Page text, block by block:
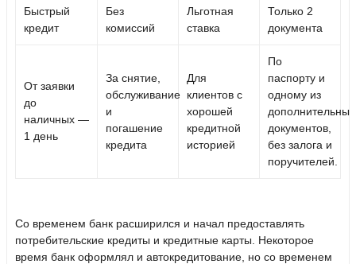
Быстрый
кредит
Без
комиссий
Льготная
ставка
Только 2
документа
От заявки
до
наличных —
1 день
За снятие,
обслуживание
и
погашение
кредита
Для
клиентов с
хорошей
кредитной
историей
По
паспорту и
одному из
дополнительных
документов,
без залога и
поручителей.
Со временем банк расширился и начал предоставлять
потребительские кредиты и кредитные карты. Некоторое
время банк оформлял и автокредитование, но со временем